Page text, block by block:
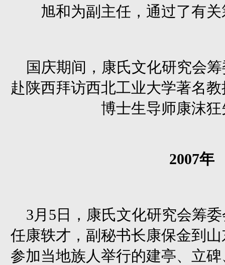
旭和为副主任，通过了有
国庆期间，康氏文化研究会
赴陕西拜访西北工业大学著名
博士生导师康沫
2007年
3月5日，康氏文化研究会筹
任康轶才，副秘书长康保金到
参加当地族人举行的建亭、立